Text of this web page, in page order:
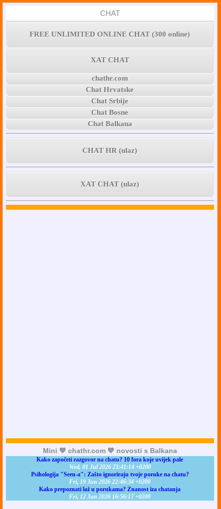
CHAT
FREE UNLIMITED ONLINE CHAT (300 online)
XAT CHAT
chathr.com
Chat Hrvatske
Chat Srbije
Chat Bosne
Chat Balkana
CHAT HR (ulaz)
XAT CHAT (ulaz)
Mini 💙 chathr.com 💙 novosti s Balkana
Kako započeti razgovor na chatu? 10 fora koje uvijek pale
Wed, 01 Jul 2026 23:41:14 +0200
Psihologija "Seen-a": Zašto ignoriraju tvoje poruke na chatu?
Fri, 19 Jun 2026 22:46:34 +0200
Kako prepoznati laž u porukama? Znanost iza chatanja
Fri, 12 Jun 2026 16:56:17 +0200